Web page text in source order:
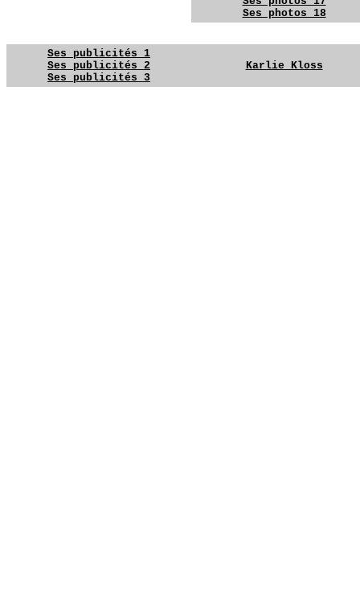
Ses photos 18
Ses publicités 1
Ses publicités 2
Ses publicités 3
Karlie Kloss